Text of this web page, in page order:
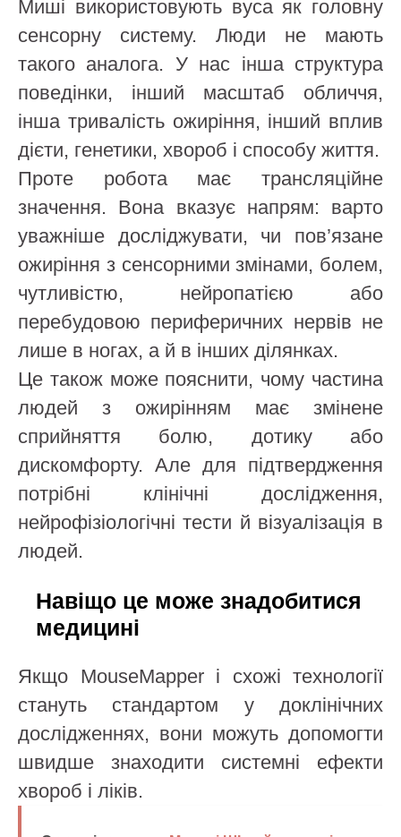
Миші використовують вуса як головну
сенсорну систему. Люди не мають
такого аналога. У нас інша структура
поведінки, інший масштаб обличчя,
інша тривалість ожиріння, інший вплив
дієти, генетики, хвороб і способу життя.
Проте робота має трансляційне
значення. Вона вказує напрям: варто
уважніше досліджувати, чи пов’язане
ожиріння з сенсорними змінами, болем,
чутливістю, нейропатією або
перебудовою периферичних нервів не
лише в ногах, а й в інших ділянках.
Це також може пояснити, чому частина
людей з ожирінням має змінене
сприйняття болю, дотику або
дискомфорту. Але для підтвердження
потрібні клінічні дослідження,
нейрофізіологічні тести й візуалізація в
людей.
Навіщо це може знадобитися
медицині
Якщо MouseMapper і схожі технології
стануть стандартом у доклінічних
дослідженнях, вони можуть допомогти
швидше знаходити системні ефекти
хвороб і ліків.